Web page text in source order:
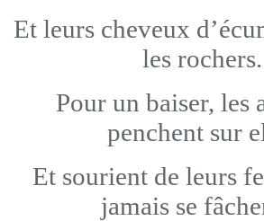
Et leurs cheveux
les rochers.
Pour un baiser, les
penchent sur
Et sourient de leurs
jamais se